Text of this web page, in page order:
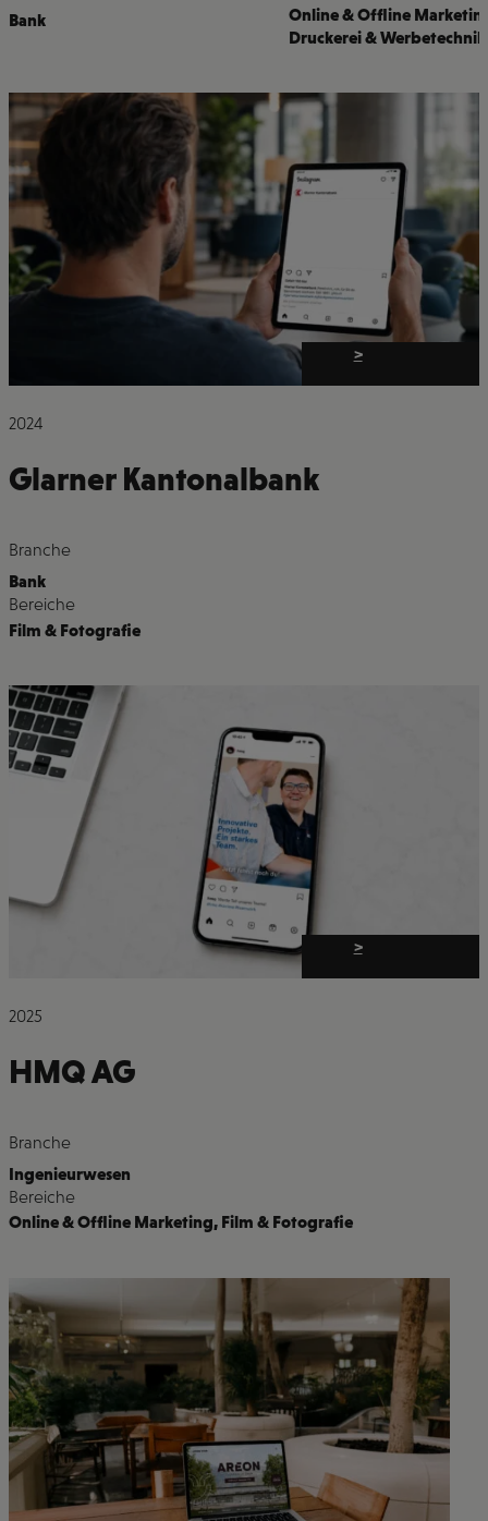
Bank
Online & Offline
Druckerei & Werbetechnik
>
2024
Glarner Kantonalbank
Branche
Bank
Bereiche
Film & Fotografie
>
2025
HMQ AG
Branche
Ingenieurwesen
Bereiche
Online & Offline Marketing, Film & Fotografie